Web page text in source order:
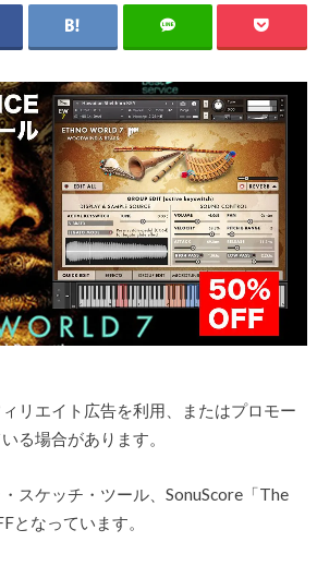
リエイト広告を利用、またはプロモー
る場合があります。
スケッチ・ツール、SonuScore「The
となっています。